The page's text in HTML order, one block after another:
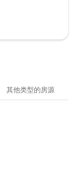
其他类型的房源